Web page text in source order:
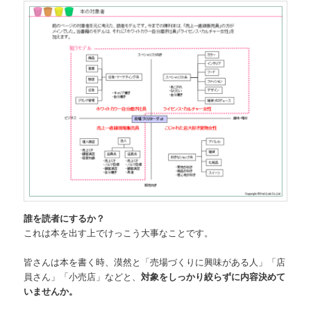
誰を読者にするか？
これは本を出す上でけっこう大事なことです。
皆さんは本を書く時、漠然と「売場づくりに興味がある人」「店
員さん」「小売店」などと、対象をしっかり絞らずに内容決めて
いませんか。